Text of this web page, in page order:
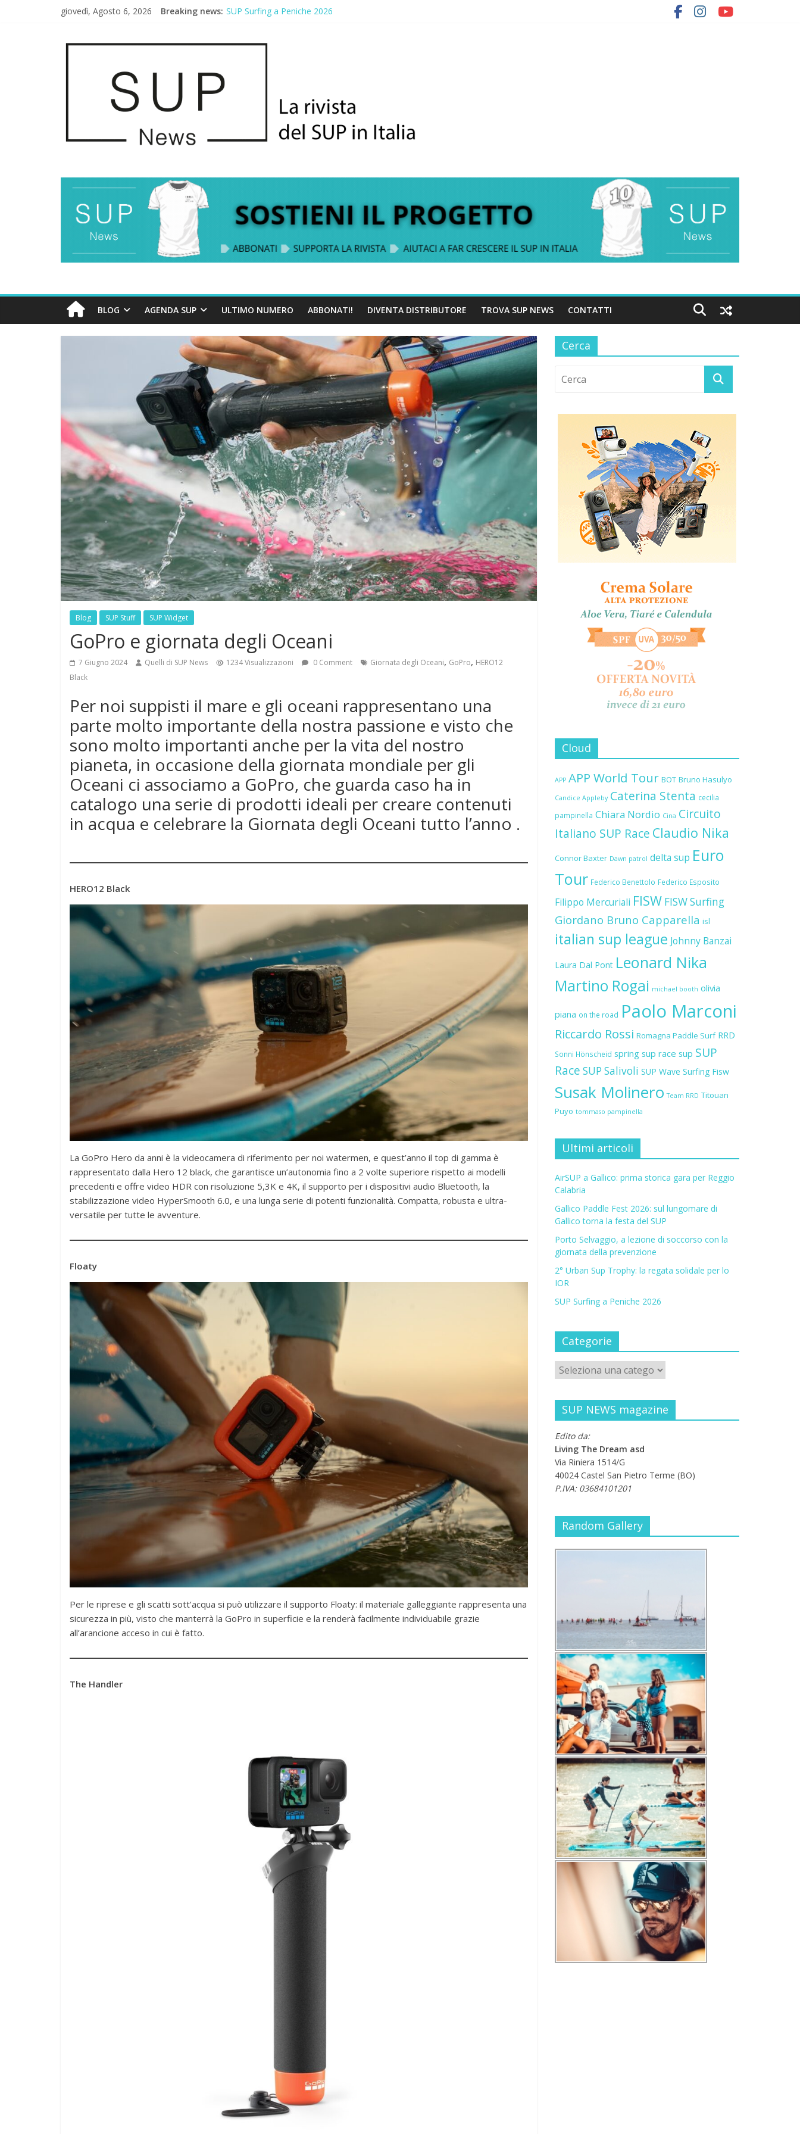
giovedì, Agosto 6, 2026 Breaking news: SUP Surfing a Peniche 2026
BLOG AGENDA SUP ULTIMO NUMERO ABBONATI! DIVENTA DISTRIBUTORE TROVA SUP NEWS CONTATTI
Blog SUP Stuff SUP Widget
GoPro e giornata degli Oceani
7 Giugno 2024 Quelli di SUP News 1234 Visualizzazioni 0 Comment Giornata degli Oceani, GoPro, HERO12
Black
Per noi suppisti il mare e gli oceani rappresentano una
parte molto importante della nostra passione e visto che
sono molto importanti anche per la vita del nostro
pianeta, in occasione della giornata mondiale per gli
Oceani ci associamo a GoPro, che guarda caso ha in
catalogo una serie di prodotti ideali per creare contenuti
in acqua e celebrare la Giornata degli Oceani tutto l’anno .
HERO12 Black
La GoPro Hero da anni è la videocamera di riferimento per noi watermen, e quest’anno il top di gamma è
rappresentato dalla Hero 12 black, che garantisce un’autonomia fino a 2 volte superiore rispetto ai modelli
precedenti e offre video HDR con risoluzione 5,3K e 4K, il supporto per i dispositivi audio Bluetooth, la
stabilizzazione video HyperSmooth 6.0, e una lunga serie di potenti funzionalità. Compatta, robusta e ultra-
versatile per tutte le avventure.
Floaty
Per le riprese e gli scatti sott’acqua si può utilizzare il supporto Floaty: il materiale galleggiante rappresenta una
sicurezza in più, visto che manterrà la GoPro in superficie e la renderà facilmente individuabile grazie
all’arancione acceso in cui è fatto.
The Handler
Cerca
Cloud
APP APP World Tour BOT Bruno Hasulyo
Candice Appleby Caterina Stenta cecilia
pampinella Chiara Nordio Cina Circuito
Italiano SUP Race Claudio Nika
Connor Baxter Dawn patrol delta sup Euro
Tour Federico Benettolo Federico Esposito
Filippo Mercuriali FISW FISW Surfing
Giordano Bruno Capparella isl
italian sup league Johnny Banzai
Laura Dal Pont Leonard Nika
Martino Rogai michael booth olivia
piana on the road Paolo Marconi
Riccardo Rossi Romagna Paddle Surf RRD
Sonni Hönscheid spring sup race sup SUP
Race SUP Salivoli SUP Wave Surfing Fisw
Susak Molinero Team RRD Titouan
Puyo tommaso pampinella
Ultimi articoli
AirSUP a Gallico: prima storica gara per Reggio
Calabria
Gallico Paddle Fest 2026: sul lungomare di
Gallico torna la festa del SUP
Porto Selvaggio, a lezione di soccorso con la
giornata della prevenzione
2° Urban Sup Trophy: la regata solidale per lo
IOR
SUP Surfing a Peniche 2026
Categorie
SUP NEWS magazine
Edito da:
Living The Dream asd
Via Riniera 1514/G
40024 Castel San Pietro Terme (BO)
P.IVA: 03684101201
Random Gallery